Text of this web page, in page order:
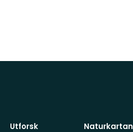
Utforsk
Naturkartan